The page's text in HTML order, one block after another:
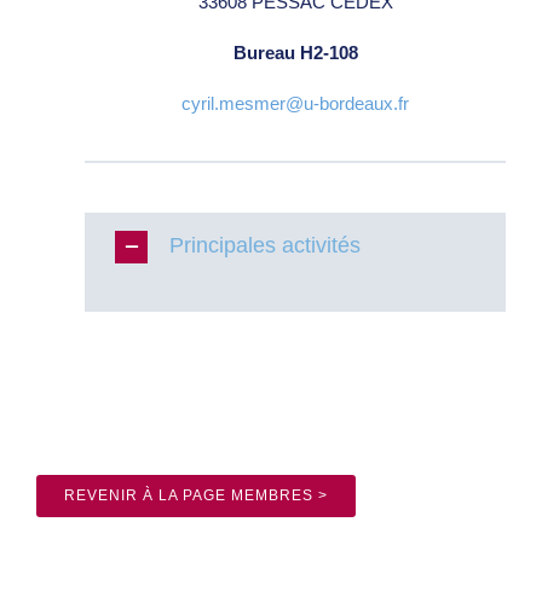
Bureau H2-108
cyril.mesmer@u-bordeaux.fr
Principales activités
REVENIR À LA PAGE MEMBRES >